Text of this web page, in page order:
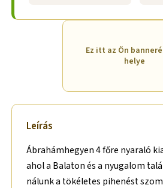
Ez itt az Ön
helye
Leírás
Ábrahámhegyen 4 főre nyaraló
ahol a Balaton és a nyugalom
nálunk a tökéletes pihenést